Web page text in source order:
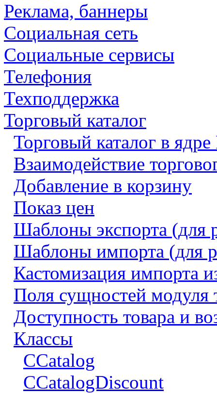
Реклама, баннеры
Социальная сеть
Социальные сервисы
Телефония
Техподдержка
Торговый каталог
Торговый каталог в
Взаимодействие
Добавление в корзину
Показ цен
Шаблоны экспорта (для
Шаблоны импорта (для
Кастомизация импорта
Поля сущностей модуля
Доступность товара и
Классы
CCatalog
CCatalogDiscount